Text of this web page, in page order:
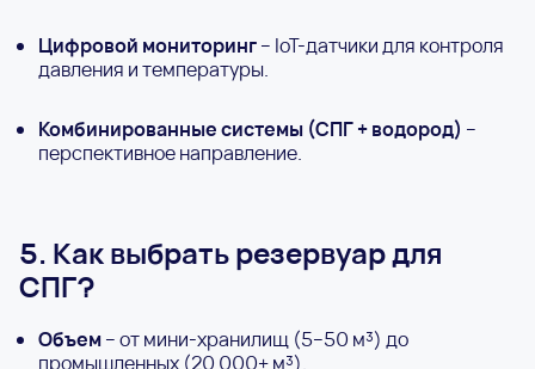
Цифровой мониторинг– IoT-датчики для контроля
давления и температуры.
Комбинированные системы (СПГ + водород) –
перспективное направление.
5. Как выбрать резервуар для
СПГ?
Объем– от мини-хранилищ (5–50 м³) до
промышленных (20 000+ м³).